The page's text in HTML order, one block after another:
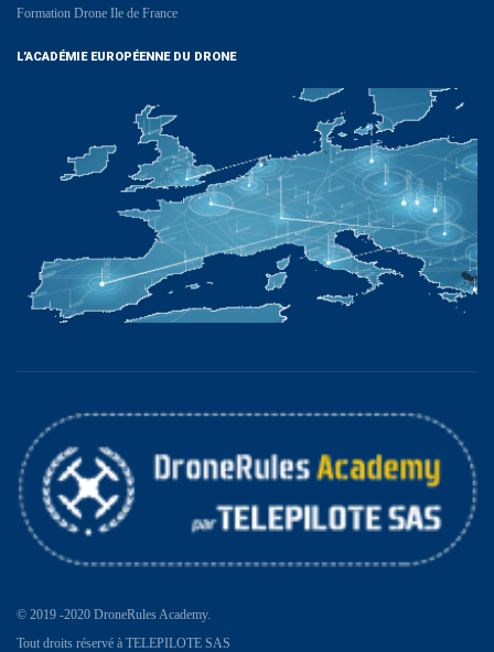
Formation Drone Ile de France
L’ACADÉMIE EUROPÉENNE DU DRONE
© 2019 -2020 DroneRules Academy.
Tout droits réservé à TELEPILOTE SAS